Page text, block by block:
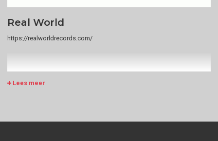
Real World
https://realworldrecords.com/
Lees meer